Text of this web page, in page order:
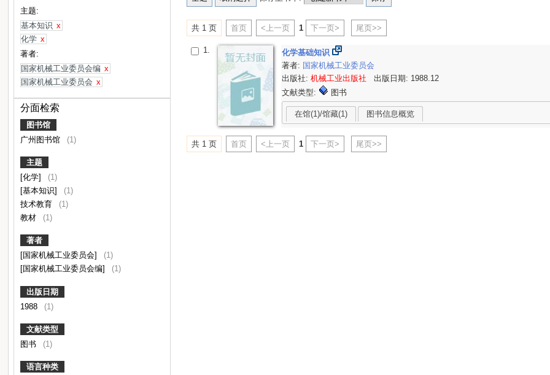
主题:
基本知识 x
化学 x
著者:
国家机械工业委员会编 x
国家机械工业委员会 x
分面检索
图书馆
广州图书馆
(1)
主题
[化学]
(1)
[基本知识]
(1)
技术教育
(1)
教材
(1)
著者
[国家机械工业委员会]
(1)
[国家机械工业委员会编]
(1)
出版日期
1988
(1)
文献类型
图书
(1)
语言种类
共 1 页 首页 <上一页 1 下一页> 尾页>>
1.
化学基础知识
著者: 国家机械工业委员会
出版社:机械工业出版社 出版日期: 1988.12
文献类型:
图书
在馆(1)/馆藏(1) 图书信息概览
共 1 页 首页 <上一页 1 下一页> 尾页>>